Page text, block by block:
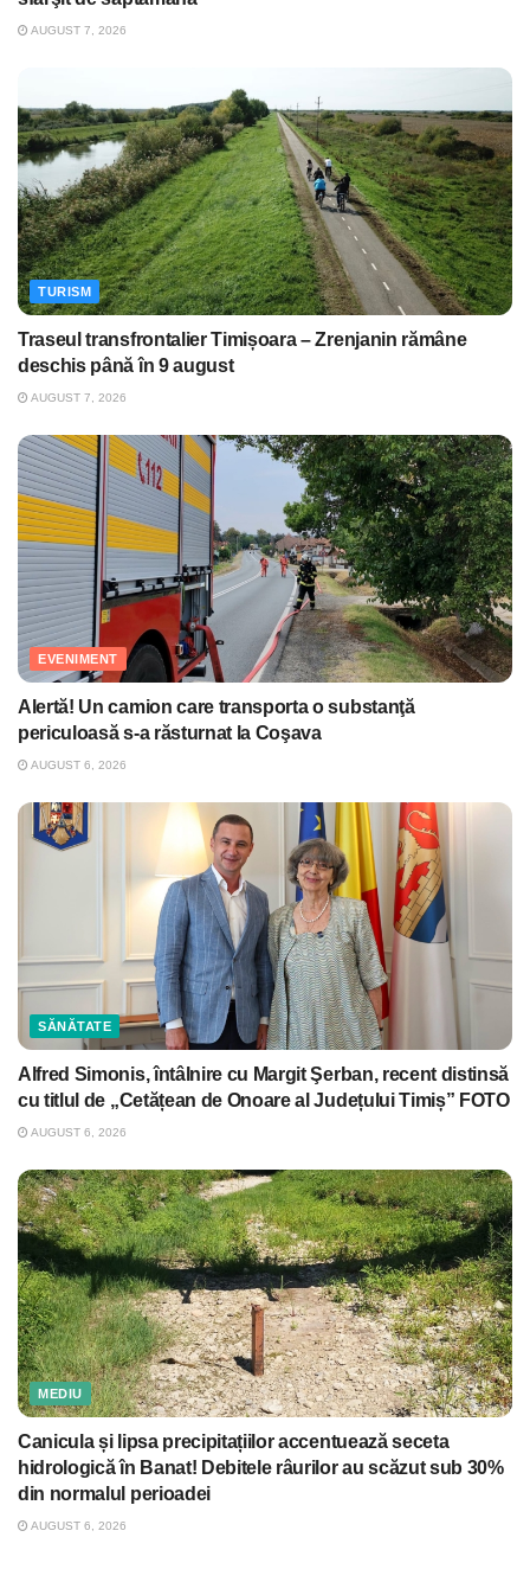
AUGUST 7, 2026
TURISM
Traseul transfrontalier Timișoara – Zrenjanin rămâne
deschis până în 9 august
AUGUST 7, 2026
EVENIMENT
Alertă! Un camion care transporta o substanţă
periculoasă s-a răsturnat la Coşava
AUGUST 6, 2026
SĂNĂTATE
Alfred Simonis, întâlnire cu Margit Şerban, recent distinsă
cu titlul de „Cetățean de Onoare al Județului Timiș” FOTO
AUGUST 6, 2026
MEDIU
Canicula și lipsa precipitațiilor accentuează seceta
hidrologică în Banat! Debitele râurilor au scăzut sub 30%
din normalul perioadei
AUGUST 6, 2026